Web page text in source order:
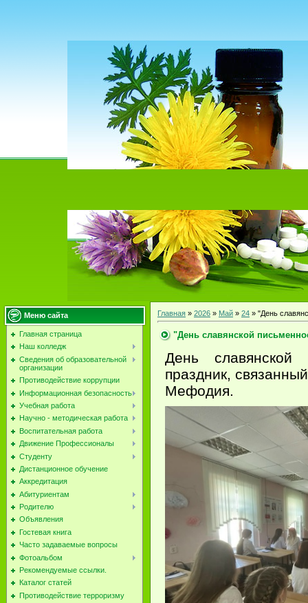
Меню сайта
Главная страница
Наш колледж
Сведения об образовательной
организации
Противодействие коррупции
Информационная безопасность
Учебная работа
Научно - методическая работа
Воспитательная работа
Движение Профессионалы
Студенту
Дистанционное обучение
Аккредитация
Абитуриентам
Родителю
Объявления
Гостевая книга
Часто задаваемые вопросы
Фотоальбом
Рекомендуемые ссылки.
Каталог статей
Противодействие терроризму
Главная » 2026 » Май » 24 » "День
"День славянской
День славянской
праздник,
Мефодия.